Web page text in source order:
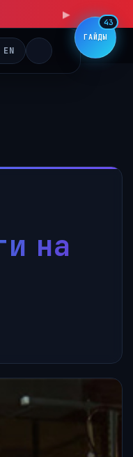
EN
на
ГАЙДЫ
43